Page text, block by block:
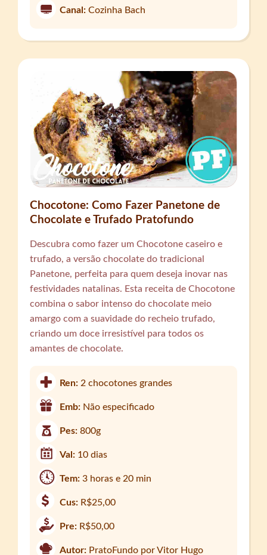
Canal: Cozinha Bach
Chocotone: Como Fazer Panetone de
Chocolate e Trufado Pratofundo
Descubra como fazer um Chocotone caseiro e
trufado, a versão chocolate do tradicional
Panetone, perfeita para quem deseja inovar nas
festividades natalinas. Esta receita de Chocotone
combina o sabor intenso do chocolate meio
amargo com a suavidade do recheio trufado,
criando um doce irresistível para todos os
amantes de chocolate.
Ren: 2 chocotones grandes
Emb: Não especificado
Pes:800g
Val: 10 dias
Tem:3 horas e 20 min
Cus: R$25,00
Pre: R$50,00
Autor: PratoFundo por Vitor Hugo